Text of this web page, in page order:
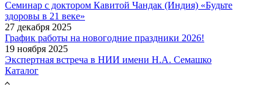
Семинар с доктором Кавитой Чандак (Индия) «Будьте
здоровы в 21 веке»
27 декабря 2025
График работы на новогодние праздники 2026!
19 ноября 2025
Экспертная встреча в НИИ имени Н.А. Семашко
Каталог